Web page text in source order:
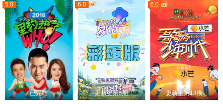
5.0
已完结
6.0
更新至第6期
6.0
更新至第13期